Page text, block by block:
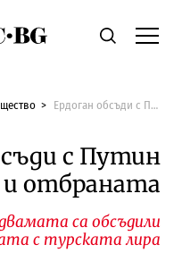
Economic.bgТърсене
Ердоган обсъди с Путин енергетиката и отбраната
с Путин
отбраната
са обсъдили
с турската лира